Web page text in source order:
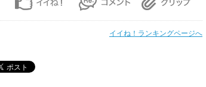
イイね！ランキングページへ